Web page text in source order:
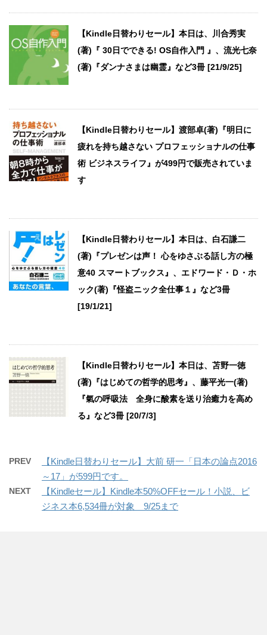
【Kindle日替わりセール】本日は、川合秀実
(著)『 30日でできる! OS自作入門 』、流光七奈
(著)『ダンナさまは幽霊』など3冊 [21/9/25]
【Kindle日替わりセール】渡部卓(著)『明日に
疲れを持ち越さない プロフェッショナルの仕事
術 ビジネスライフ』が499円で販売されていま
す
【Kindle日替わりセール】本日は、白石謙二
(著)『プレゼンは声！ 心をゆさぶる話し方の極
意40 スマートブックス』、エドワード・Ｄ・ホ
ック(著)『怪盗ニック全仕事１』など3冊
[19/1/21]
【Kindle日替わりセール】本日は、苫野一徳
(著)『はじめての哲学的思考』、藤平光一(著)
『氣の呼吸法 全身に酸素を送り治癒力を高め
る』など3冊 [20/7/3]
PREV
【Kindle日替わりセール】大前 研一「日本の論点2016
～17」が599円です。
NEXT
【Kindleセール】Kindle本50%OFFセール！小説、ビ
ジネス本6,534冊が対象 9/25まで